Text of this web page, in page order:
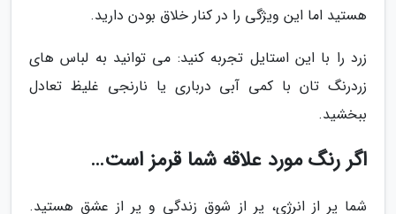
هستید اما این ویژگی را در کنار خلاق بودن دارید.
زرد را با این استایل تجربه کنید: می توانید به لباس های
زردرنگ تان با کمی آبی درباری یا نارنجی غلیظ تعادل
ببخشید.
اگر رنگ مورد علاقه شما قرمز است…
شما پر از انرژی، پر از شوق زندگی و پر از عشق هستید.